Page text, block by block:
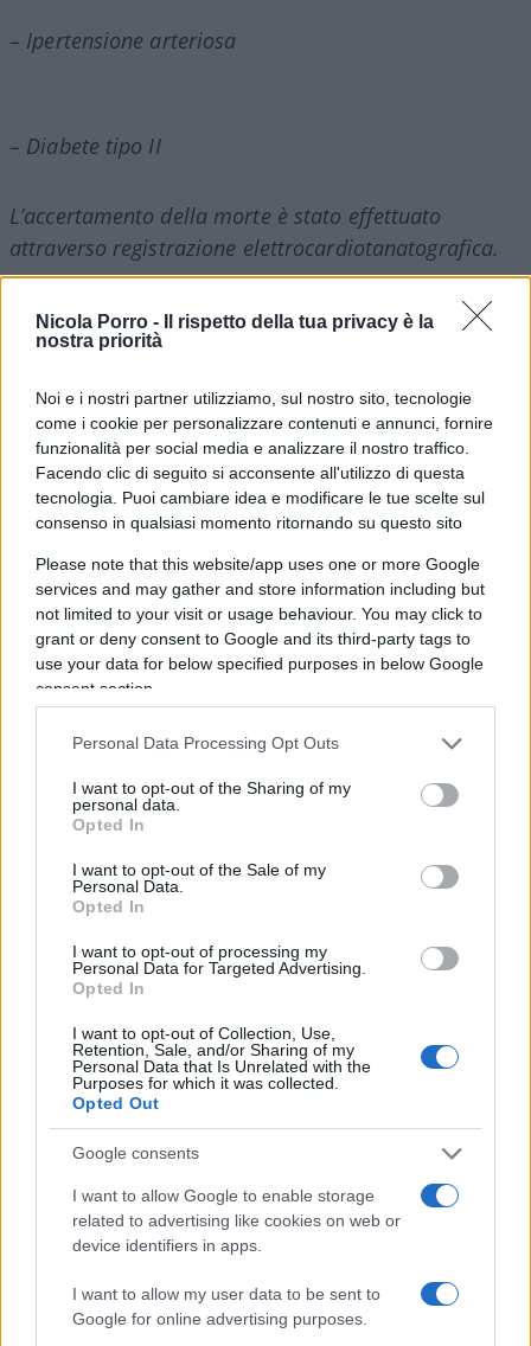
Nicola Porro -
Il rispetto della tua privacy è la
nostra priorità
Noi e i nostri partner utilizziamo, sul nostro sito, tecnologie
come i cookie per personalizzare contenuti e annunci, fornire
funzionalità per social media e analizzare il nostro traffico.
Facendo clic di seguito si acconsente all'utilizzo di questa
tecnologia. Puoi cambiare idea e modificare le tue scelte sul
consenso in qualsiasi momento ritornando su questo sito
Please note that this website/app uses one or more Google
services and may gather and store information including but
not limited to your visit or usage behaviour. You may click to
grant or deny consent to Google and its third-party tags to
use your data for below specified purposes in below Google
consent section.
Personal Data Processing Opt Outs
I want to opt-out of the Sharing of my
personal data.
Opted In
I want to opt-out of the Sale of my
Personal Data.
Opted In
I want to opt-out of processing my
Personal Data for Targeted Advertising.
Opted In
I want to opt-out of Collection, Use,
Retention, Sale, and/or Sharing of my
Personal Data that Is Unrelated with the
Purposes for which it was collected.
Opted Out
Google consents
I want to allow Google to enable storage
related to advertising like cookies on web or
device identifiers in apps.
I want to allow my user data to be sent to
Google for online advertising purposes.
– Ipertensione arteriosa
– Diabete tipo II
L’accertamento della morte è stato effettuato
attraverso registrazione elettrocardiotanatografica.
Dichiaro che le cause della morte secondo la mia
scienza e coscienza, sono quelle su indicate.
La salma è quindi stata deposta nella bara. Nel
frattempo sono stati disposti i sigilli a Santa
Marta.
Un quadro clinico complesso
Negli ultimi anni,Papa Francesco , al secoloJorge
Mario Bergoglio, aveva manifestato segnali di
salute precaria. Aveva affrontato lunghi ricoveri
per complicazioni respiratorie, tra cui bronchiti
recidivanti e polmoniti, l’ultima delle quali lo
fino al 23 marzo scorso. Nonostante ciò, il
Pontefice aveva deciso di continuare il suo
impegno pastorale, presenziando alle celebrazioni
pasquali fino al giorno precedente il decesso.
Le sue difficoltà di salute includevano inoltre
ipertensione, diabete e problemi di mobilità,
fattori che avrebbero aggravato il rischio di un
evento cerebrovascolare. Domenica 20 aprile,
durante l’ultimo incontro con i fedeli in
San Pietro, alcune persone avevano notato un
evidente irrigidimento del braccio e un respiro
affannoso. Questi segnali si sono rivelati preludio
al tragico evento dell’indomani mattina.
L’ictus: cause e sintomi principali